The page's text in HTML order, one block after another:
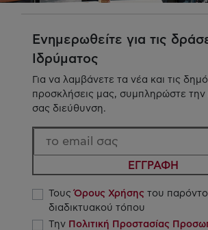
Ενημερωθείτε για τις
Ιδρύματος
Για να λαμβάνετε τα νέα και τις
προσκλήσεις μας, συμπληρώστε την
σας διεύθυνση.
ΕΓΓΡΑΦΗ
ΤουςΌρους Χρήσης του
διαδικτυακού τόπου
Την Πολιτική Προστασίας